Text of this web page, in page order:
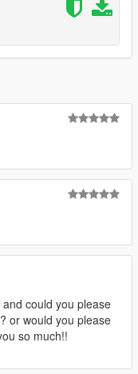
could you please
or would you please
so much!!